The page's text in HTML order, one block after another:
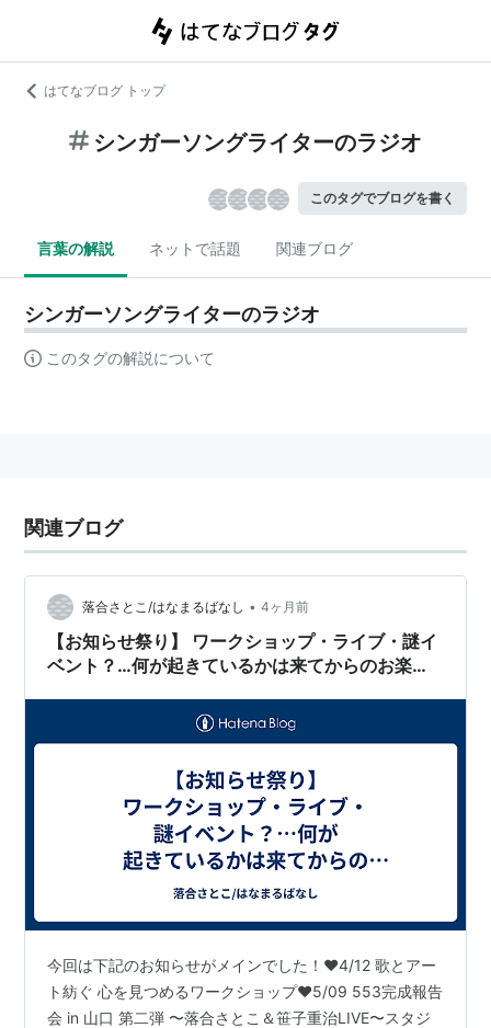
はてなブログ トップ
シンガーソングライターのラジオ
このタグでブログを書く
言葉の解説 ネットで話題 関連ブログ
シンガーソングライターのラジオ
このタグの解説について
関連ブログ
落合さとこ/はなまるばなし • 4ヶ月前
【お知らせ祭り】 ワークショップ・ライブ・謎イ
ベント？…何が起きているかは来てからのお楽し
今回は下記のお知らせがメインでした！♥️4/12 歌とアー
ト紡ぐ 心を見つめるワークショップ♥️5/09 553完成報告
会 in 山口 第二弾 〜落合さとこ＆笹子重治LIVE〜スタジ